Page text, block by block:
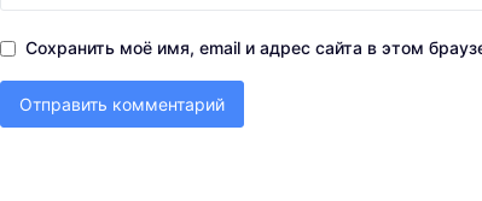
Сохранить моё имя, email и адрес сайта в этом